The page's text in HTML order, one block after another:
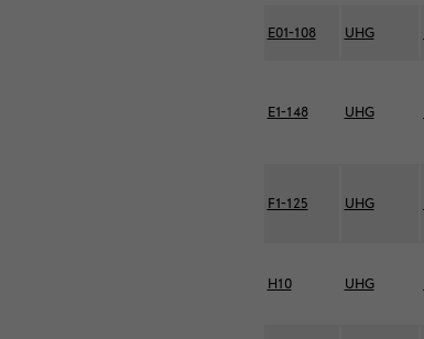
E01-108 UHG
E1-148 UHG
F1-125 UHG
H10 UHG